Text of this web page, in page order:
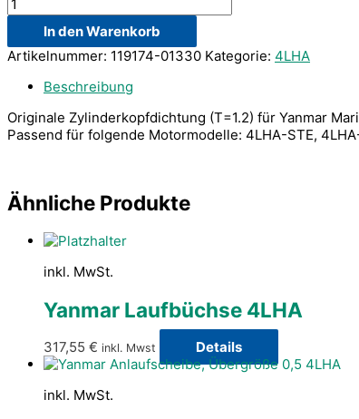
In den Warenkorb
Artikelnummer: 119174-01330 Kategorie: 4LHA
Beschreibung
Originale Zylinderkopfdichtung (T=1.2) für Yanmar
Passend für folgende Motormodelle: 4LHA-STE,
Ähnliche Produkte
inkl. MwSt.
Yanmar Laufbüchse 4LHA
317,55 € inkl. Mwst Details
inkl. MwSt.